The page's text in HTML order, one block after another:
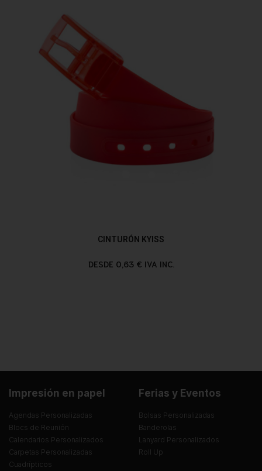
CINTURÓN KYISS
DESDE 0,63 € IVA INC.
Impresión en papel
Agendas Personalizadas
Blocs de Reunión
Calendarios Personalizados
Carpetas Personalizadas
Cuadrípticos
Ferias y Eventos
Bolsas Personalizadas
Banderolas
Lanyard Personalizados
Roll Up